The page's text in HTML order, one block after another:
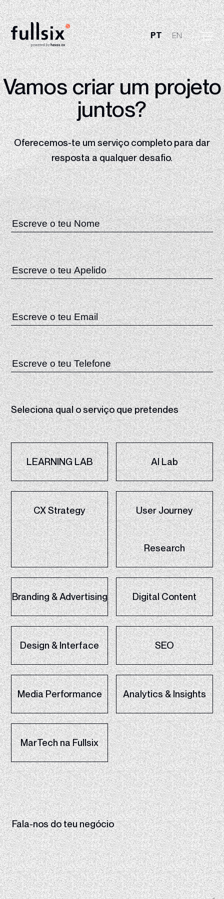
PT EN
Quem Somos
Clientes
Serviços
Vagas
Notícias
Contactos
Vamos criar umprojeto
juntos?
Oferecemos-te um serviço completo para dar
respostaa qualquer desafio.
Seleciona qual o serviço que pretendes
LEARNING LAB AI Lab
CX Strategy User Journey
Research
Branding & Advertising Digital Content
Design & Interface SEO
Media Performance Analytics & Insights
MarTech na Fullsix